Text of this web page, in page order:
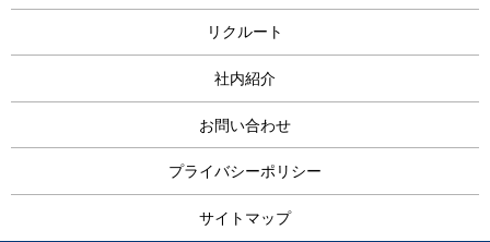
リクルート
社内紹介
お問い合わせ
プライバシーポリシー
サイトマップ